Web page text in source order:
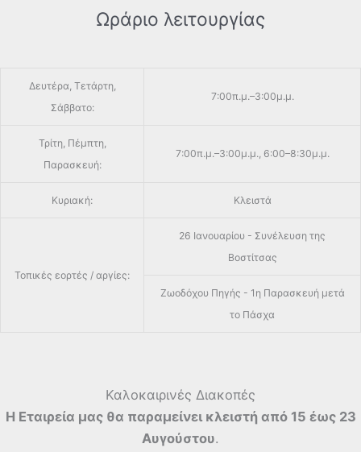
Ωράριο λειτουργίας
Δευτέρα, Τετάρτη,
Σάββατο:
7:00π.μ.–3:00μ.μ.
Τρίτη, Πέμπτη,
Παρασκευή:
7:00π.μ.–3:00μ.μ., 6:00–8:30μ.μ.
Κυριακή: Κλειστά
Τοπικές εορτές / αργίες:
26 Ιανουαρίου - Συνέλευση της
Βοστίτσας
Ζωοδόχου Πηγής - 1η Παρασκευή μετά
το Πάσχα
Καλοκαιρινές Διακοπές
Η Εταιρεία μας θα παραμείνει κλειστή από 15 έως 23
Αυγούστου.